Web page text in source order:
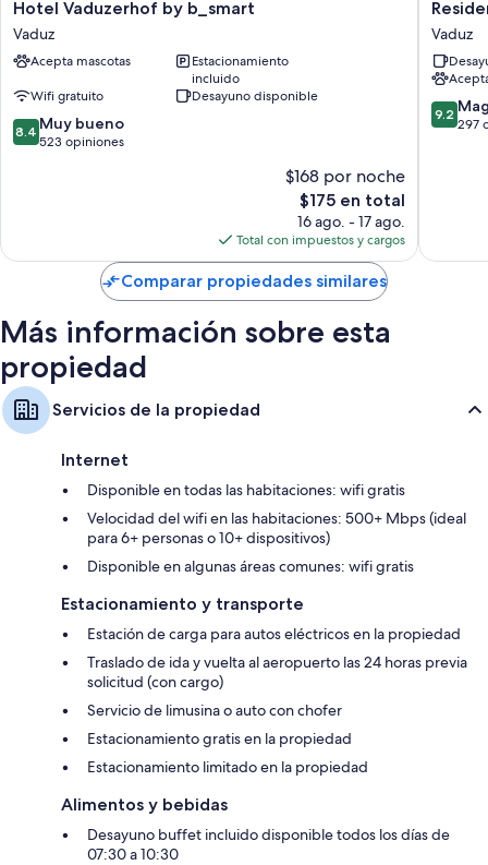
Hotel
Vaduzerhof
by
b_smart
Hotel Vaduzerhof by b_smart
Vaduz
Acepta mascotas
Estacionamiento
incluido
Wifi gratuito
Desayuno disponible
8.4
de
8.4 Muy bueno
523 opiniones
$168 por noche
El
precio
actual
es
de
$175
$175 en total
16 ago. - 17 ago.
Total con impuestos y cargos
Hotel
Vaduz
Vaduz
9.2
de
9.2
297
Comparar propiedades similares
Más información sobre esta
propiedad
Servicios de la propiedad
Internet
Disponible en todas las habitaciones: wifi gratis
Velocidad del wifi en las habitaciones: 500+ Mbps (ideal
para 6+ personas o 10+ dispositivos)
Disponible en algunas áreas comunes: wifi gratis
Estacionamiento y transporte
Estación de carga para autos eléctricos en la propiedad
Traslado de ida y vuelta al aeropuerto las 24 horas previa
solicitud (con cargo)
Servicio de limusina o auto con chofer
Estacionamiento gratis en la propiedad
Estacionamiento limitado en la propiedad
Alimentos y bebidas
Desayuno buffet incluido disponible todos los días de
07:30 a 10:30